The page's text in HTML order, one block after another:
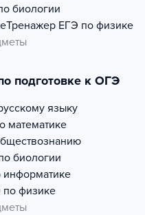
биологии
Тренажер ЕГЭ по физике
подготовке к ОГЭ
языку
математике
биологии
физике